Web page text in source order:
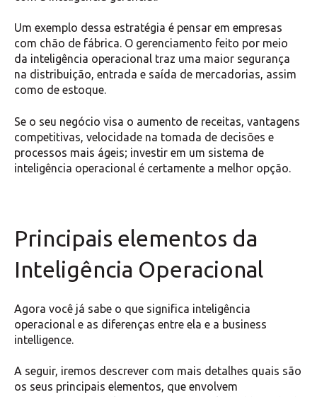
Um exemplo dessa estratégia é pensar em empresas
com chão de fábrica. O gerenciamento feito por meio
da inteligência operacional traz uma maior segurança
na distribuição, entrada e saída de mercadorias, assim
como de estoque.
Se o seu negócio visa o aumento de receitas, vantagens
competitivas, velocidade na tomada de decisões e
processos mais ágeis; investir em um sistema de
inteligência operacional é certamente a melhor opção.
Principais elementos da
Inteligência Operacional
Agora você já sabe o que significa inteligência
operacional e as diferenças entre ela e a business
intelligence.
A seguir, iremos descrever com mais detalhes quais são
os seus principais elementos, que envolvem